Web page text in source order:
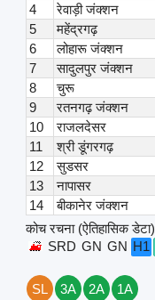
4
रेवाड़ी जंक्शन
5
महेंद्रगढ़
6
लोहारू जंक्शन
7
सादुलपुर जंक्शन
8
चुरू
9
रतनगढ़ जंक्शन
10
राजलदेसर
11
श्री डूंगरगढ़
12
सुडसर
13
नापासर
14
बीकानेर जंक्शन
कोच रचना (ऐतिहासिक डेटा)
SRD GN GN H1
SL 3A 2A
1A